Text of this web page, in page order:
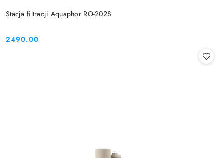
Stacja filtracji Aquaphor RO-202S
Cena:
2490.00